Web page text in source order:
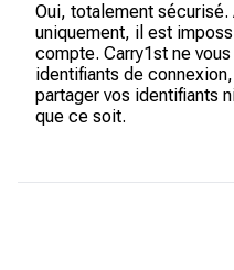
Oui, totalement sécurisé.
uniquement, il est
compte. Carry1st ne
identifiants de
partager vos identifiants
que ce soit.